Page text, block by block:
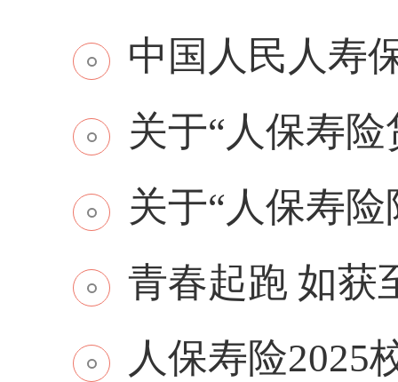
中国人民人寿
关于“人保寿
关于“人保寿
青春起跑 如获
人保寿险2025